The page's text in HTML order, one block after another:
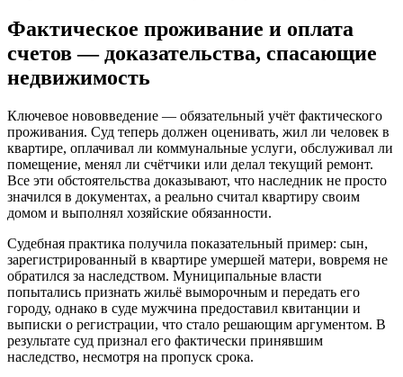
Фактическое проживание и оплата
счетов — доказательства, спасающие
недвижимость
Ключевое нововведение — обязательный учёт фактического
проживания. Суд теперь должен оценивать, жил ли человек в
квартире, оплачивал ли коммунальные услуги, обслуживал ли
помещение, менял ли счётчики или делал текущий ремонт.
Все эти обстоятельства доказывают, что наследник не просто
значился в документах, а реально считал квартиру своим
домом и выполнял хозяйские обязанности.
Судебная практика получила показательный пример: сын,
зарегистрированный в квартире умершей матери, вовремя не
обратился за наследством. Муниципальные власти
попытались признать жильё выморочным и передать его
городу, однако в суде мужчина предоставил квитанции и
выписки о регистрации, что стало решающим аргументом. В
результате суд признал его фактически принявшим
наследство, несмотря на пропуск срока.